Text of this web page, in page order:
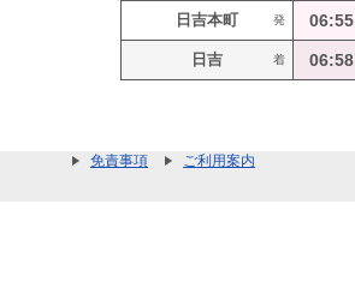
日吉本町 発 06:55
日吉 着 06:58
免責事項 ご利用案内